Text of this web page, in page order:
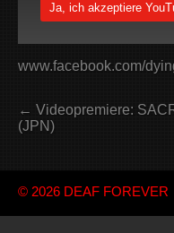
Ja, ich akzeptiere
www.facebook.com/
← Videopremiere:
(JPN)
© 2026 DEAF FOREVER